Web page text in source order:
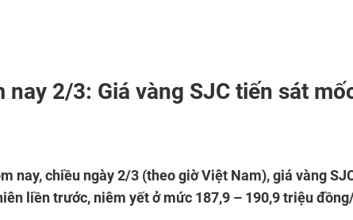
nay 2/3: Giá vàng SJC tiến sát
nay, chiều ngày 2/3 (theo giờ Việt Nam), giá vàng
liền trước, niêm yết ở mức 187,9 – 190,9 triệu